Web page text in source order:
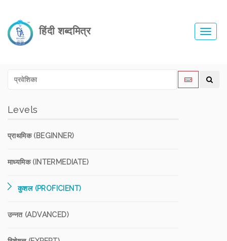
हिंदी शब्दमित्र
Levels
प्राथमिक (BEGINNER)
माध्यमिक (INTERMEDIATE)
कुशल (PROFICIENT)
उन्नत (ADVANCED)